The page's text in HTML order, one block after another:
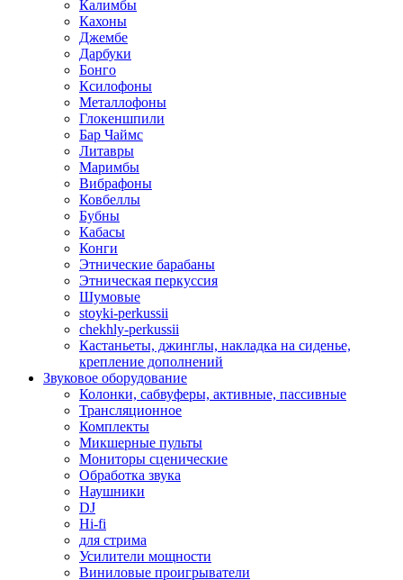
Калимбы
Кахоны
Джембе
Дарбуки
Бонго
Ксилофоны
Металлофоны
Глокеншпили
Бар Чаймс
Литавры
Маримбы
Вибрафоны
Ковбеллы
Бубны
Кабасы
Конги
Этнические барабаны
Этническая перкуссия
Шумовые
stoyki-perkussii
chekhly-perkussii
Кастаньеты, джинглы, накладка на сиденье,
крепление дополнений
Звуковое оборудование
Колонки, сабвуферы, активные, пассивные
Трансляционное
Комплекты
Микшерные пульты
Мониторы сценические
Обработка звука
Наушники
DJ
Hi-fi
для стрима
Усилители мощности
Виниловые проигрыватели